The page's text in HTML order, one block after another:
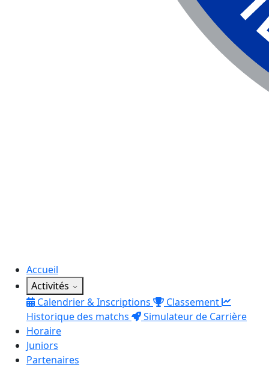
Accueil
Activités
Calendrier & Inscriptions
Classement
Historique des matchs
Simulateur de Carrière
Horaire
Juniors
Partenaires